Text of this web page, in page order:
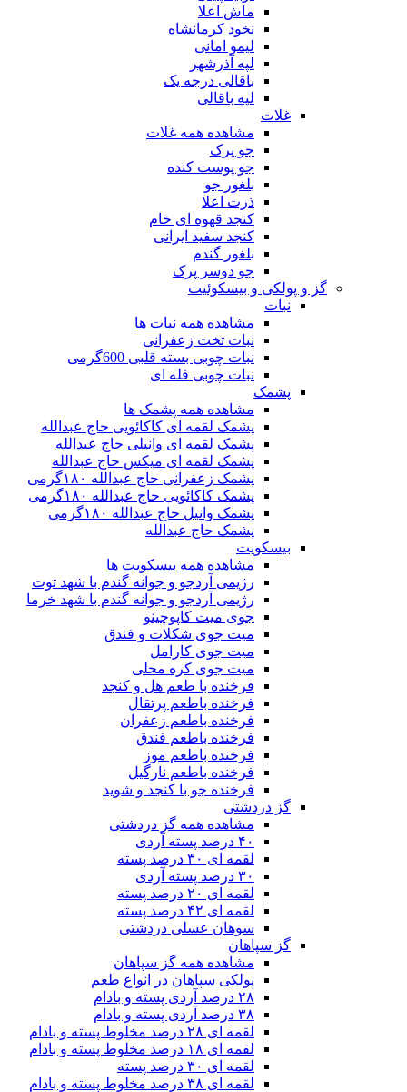
ماش اعلا
نخود کرمانشاه
لیمو امانی
لپه آذرشهر
باقالی درجه یک
لپه باقالی
غلات
مشاهده همه غلات
جو پرک
جو پوست کنده
بلغور جو
ذرت اعلا
کنجد قهوه ای خام
کنجد سفید ایرانی
بلغور گندم
جو دوسر پرک
گز و پولکی و بیسکوئیت
نبات
مشاهده همه نبات ها
نبات تخت زعفرانی
نبات چوبی بسته قلبی 600گرمی
نبات چوبی فله ای
پشمک
مشاهده همه پشمک ها
پشمک لقمه ای کاکائویی حاج عبدالله
پشمک لقمه ای وانیلی حاج عبدالله
پشمک لقمه ای میکس حاج عبدالله
پشمک زعفرانی حاج عبدالله ۱۸۰گرمی
پشمک کاکائویی حاج عبدالله ۱۸۰گرمی
پشمک وانیل حاج عبدالله ۱۸۰گرمی
پشمک حاج عبدالله
بیسکویت
مشاهده همه بیسکویت ها
رژیمی آردجو و جوانه گندم با شهد توت
رژیمی آردجو و جوانه گندم با شهد خرما
جوی میت کاپوچینو
میت جوی شکلات و فندق
میت جوی کارامل
میت جوی کره محلی
فرخنده با طعم هل و کنجد
فرخنده باطعم پرتقال
فرخنده باطعم زعفران
فرخنده باطعم فندق
فرخنده باطعم موز
فرخنده باطعم نارگیل
فرخنده جو با کنجد و شوید
گز دردشتی
مشاهده همه گز دردشتی
۴۰ درصد پسته آردی
لقمه ای ۳۰ درصد پسته
۳۰ درصد پسته آردی
لقمه ای ۲۰ درصد پسته
لقمه ای ۴۲ درصد پسته
سوهان عسلی دردشتی
گز سپاهان
مشاهده همه گز سپاهان
پولکی سپاهان در انواع طعم
۲۸ درصد آردی پسته و بادام
۳۸ درصد آردی پسته و بادام
لقمه ای ۲۸ درصد مخلوط پسته و بادام
لقمه ای ۱۸ درصد مخلوط پسته و بادام
لقمه ای ۳۰ درصد پسته
لقمه ای ۳۸ درصد مخلوط پسته و بادام